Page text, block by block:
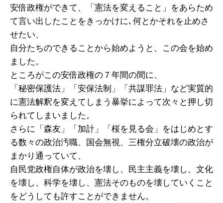
安倍政権ができて、「憲法を変えること」をあらため
て言い出したことをきっかけに､何とかそれを止めさ
せたい、
自分たちのできることから始めようと、この会を始め
ました。
ところがこの安倍政権の７年間の間に、
「秘密保護法」「安保法制」「共謀罪法」など実質的
に憲法解釈を変えてしまう暴挙によって次々と押し切
られてしまいました。
さらに「森友」「加計」「桜を見る会」をはじめとす
る数々の政治汚職、国会無視、三権分立破壊の政治が
まかり通っていて、
自民党政権自体が政治を壊し、民主主義を壊し、文化
を壊し、科学を壊し、憲法そのものを壊していくこと
をどうしても許すことができません。